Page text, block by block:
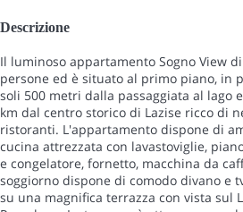
Descrizione
Il luminoso appartamento Sogno View
persone ed è situato al primo piano, in
soli 500 metri dalla passaggiata al lago
km dal centro storico di Lazise ricco di
ristoranti. L'appartamento dispone di
cucina attrezzata con lavastoviglie,
e congelatore, fornetto, macchina da
soggiorno dispone di comodo divano e
su una magnifica terrazza con vista sul